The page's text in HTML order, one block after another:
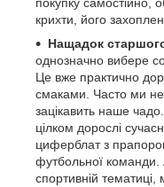
покупку самостійно,
крихти, його
Нащадок
однозначно вибере
Це вже практично
смаками. Часто ми
зацікавить наше
цілком дорослі
циферблат з
футбольної
спортивній